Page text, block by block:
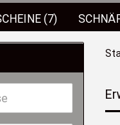
(7)
KUNSTKÖDER (89)
(4) KOFFER/